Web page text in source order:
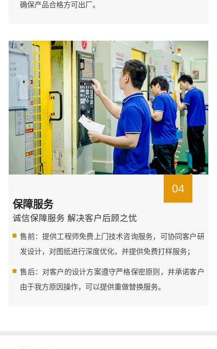
确保产品合格方可出厂。
04
保障服务
诚信保障服务 解决客户后顾之忧
售前：提供工程师免费上门技术咨询服务，可协同客户研
发设计，对图纸进行深度优化，并提供免费打样服务；
售后：对客户的设计方案遵守严格保密原则，并承诺客户
由于我方原因操作，可以提供重做替换服务。